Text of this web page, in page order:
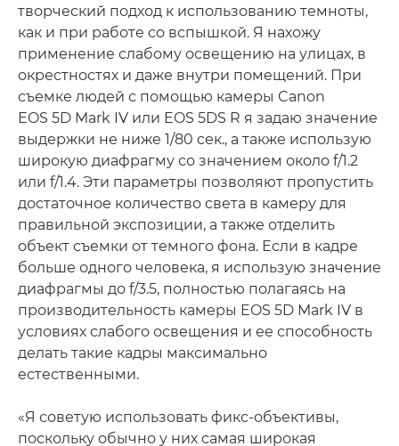
творческий подход к использованию темноты,
как и при работе со вспышкой. Я нахожу
применение слабому освещению на улицах, в
окрестностях и даже внутри помещений. При
съемке людей с помощью камеры Canon
EOS 5D Mark IV или EOS 5DS R я задаю значение
выдержки не ниже 1/80 сек., а также использую
широкую диафрагму со значением около f/1.2
или f/1.4. Эти параметры позволяют пропустить
достаточное количество света в камеру для
правильной экспозиции, а также отделить
объект съемки от темного фона. Если в кадре
больше одного человека, я использую значение
диафрагмы до f/3.5, полностью полагаясь на
производительность камеры EOS 5D Mark IV в
условиях слабого освещения и ее способность
делать такие кадры максимально
естественными.
«Я советую использовать фикс-объективы,
поскольку обычно у них самая широкая